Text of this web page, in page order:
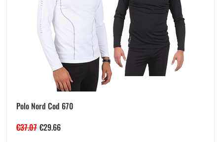
Polo Nord Cod 670
€37.07 €29.66